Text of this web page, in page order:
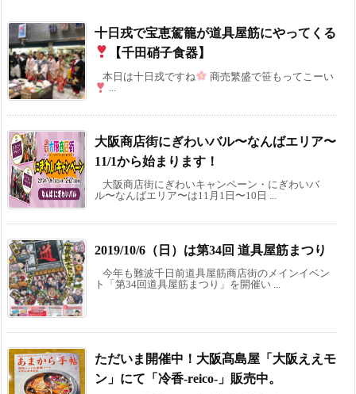
十日戎で宝恵駕籠が道具屋筋にやってくる
【千田硝子食器】
本日は十日戎ですね
商売繁盛で笹もってこーい
...
大阪商店街にぎわいバル〜なんばエリア〜
11/1から始まります！
大阪商店街にぎわいキャンペーン・にぎわいバ
ル〜なんばエリア〜は11月1日〜10日 ...
2019/10/6（日）は第34回 道具屋筋まつり
今年も難波千日前道具屋筋商店街のメインイベン
ト「第34回道具屋筋まつり」を開催い ...
ただいま開催中！大阪髙島屋「大阪ええモ
ン」にて「冷香-reico-」販売中。